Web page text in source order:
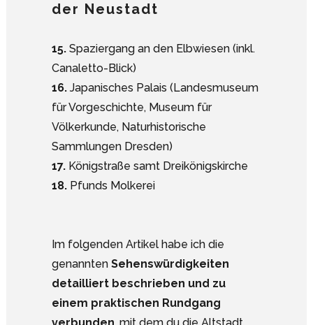
der Neustadt
15. Spaziergang an den Elbwiesen (inkl.
Canaletto-Blick)
16. Japanisches Palais (Landesmuseum
für Vorgeschichte, Museum für
Völkerkunde, Naturhistorische
Sammlungen Dresden)
17. Königstraße samt Dreikönigskirche
18. Pfunds Molkerei
Im folgenden Artikel habe ich die
genannten Sehenswürdigkeiten
detailliert beschrieben und zu
einem praktischen Rundgang